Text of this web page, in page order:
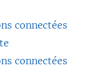
connectées
connectées